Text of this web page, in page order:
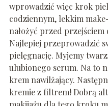
wprowadzić więc krok
codziennym, lekkim
nałożyć przed
Najlepiej przeprowadzić
pielęgnację. Myjemy
ulubionego serum. Na to
krem nawilżający.
kremie z filtrem! Dobrą